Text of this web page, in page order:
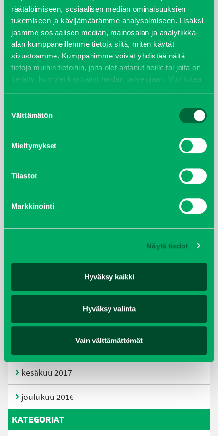
räätälöimiseen, sosiaalisen median ominaisuuksien
tukemiseen ja kävijämäärämme analysoimiseen. Lisäksi
jaamme sosiaalisen median, mainosalan ja analytiikka-
alan kumppaneillemme tietoja siitä, miten käytät
sivustoamme. Kumppanimme voivat yhdistää näitä
tietoja muihin tietoihin, joita olet antanut heille tai joita on
kerätty, kun olet käyttänyt heidän palvelujaan. Voit lukea
lisää evästeistä sekä muuttaa hyväksyntääsievästeet
valinta
Välttämätön
Mieltymykset
Tilastot
Markkinointi
Näytä tiedot
Hyväksy kaikki
Hyväksy valinta
Vain välttämättömät
joulukuu 2022
huhtikuu 2022
helmikuu 2022
joulukuu 2021
tammikuu 2021
helmikuu 2020
joulukuu 2019
huhtikuu 2019
joulukuu 2017
kesäkuu 2017
joulukuu 2016
KATEGORIAT